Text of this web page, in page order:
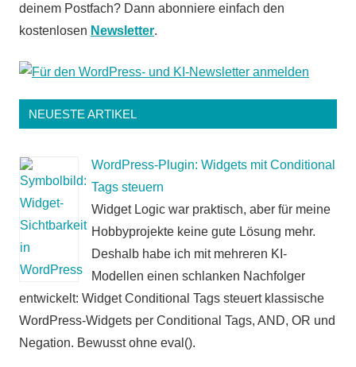
deinem Postfach? Dann abonniere einfach den
kostenlosen Newsletter.
NEUESTE ARTIKEL
WordPress-Plugin: Widgets mit Conditional
Tags steuern
Widget Logic war praktisch, aber für meine
Hobbyprojekte keine gute Lösung mehr.
Deshalb habe ich mit mehreren KI-
Modellen einen schlanken Nachfolger
entwickelt: Widget Conditional Tags steuert klassische
WordPress-Widgets per Conditional Tags, AND, OR und
Negation. Bewusst ohne eval().